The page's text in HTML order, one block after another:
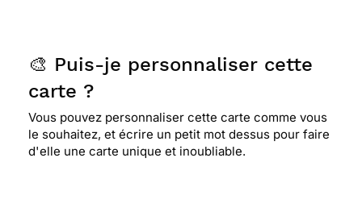
⭐⭐⭐⭐
Le 06/04/2017 : Carte qui demande la
participation de l'enfant , et marquera plus qu'une
simple carte toute prête. merci facteur, vous
méritez cette appellation
🎨 Puis-je personnaliser cette
carte ?
Vous pouvez personnaliser cette carte comme vous
le souhaitez, et écrire un petit mot dessus pour faire
d'elle une carte unique et inoubliable.